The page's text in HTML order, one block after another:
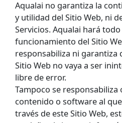
Aqualai no garantiza la
y utilidad del Sitio Web, ni
Servicios. Aqualai hará
funcionamiento del Sitio
responsabiliza ni garantiza
Sitio Web no vaya a ser
libre de error.
Tampoco se responsabiliza
contenido o software al
través de este Sitio Web,